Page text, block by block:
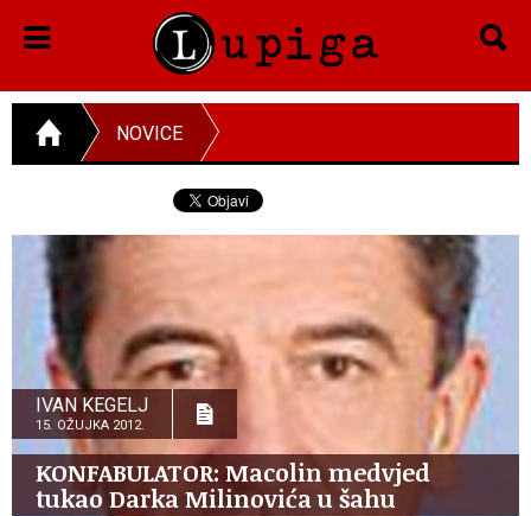
NOVICE
IVAN KEGELJ
15. OŽUJKA 2012.
KONFABULATOR: Macolin medvjed
tukao Darka Milinovića u šahu